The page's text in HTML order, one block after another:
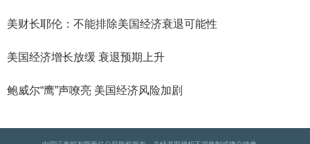
美财长耶伦：不能排除美国经济衰退可能性
美国经济增长放缓 衰退预期上升
鲍威尔“鹰”声嘹亮 美国经济风险加剧